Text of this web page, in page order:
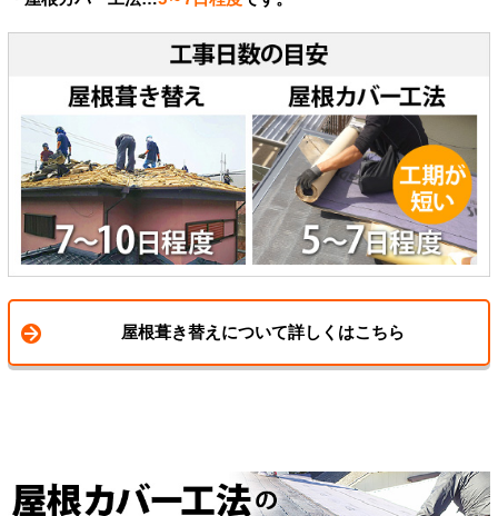
屋根葺き替えについて詳しくはこちら